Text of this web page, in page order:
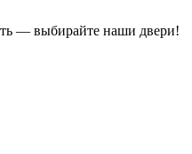
— выбирайте наши двери!